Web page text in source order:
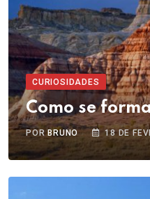
CURIOSIDADES
Como se
PORBRUNO 18 DE